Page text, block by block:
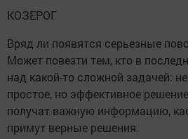
КОЗЕРОГ
Вряд ли появятся серьезные
Может повезти тем, кто в
над какой-то сложной задачей:
простое, но эффективное
получат важную информацию,
примут верные решения.